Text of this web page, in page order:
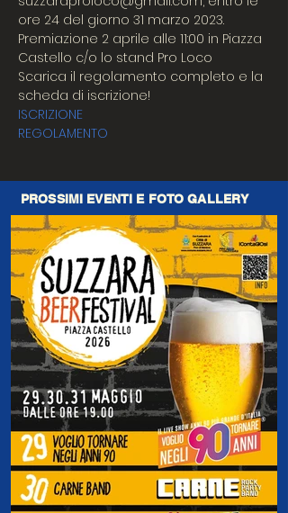
ore 24 del giorno 31 marzo 2023.
Premiazione 2 aprile alle 11:00 in Piazza
Castello c/o lo stand Pro Loco
Scarica il regolamento completo e la
scheda di iscrizione!
ISCRIZIONE
REGOLAMENTO
PROSSIMI EVENTI E FOTO GALLERY